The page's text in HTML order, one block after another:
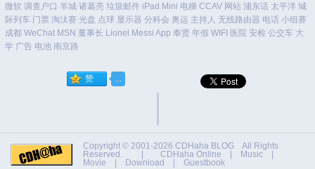
微软 调查户口 羊城 诸葛亮 垃圾邮件 iPad Mini 电梯 CCAV 网站 浦东话 太平洋 城
际列车 门票 淘汰赛 光盘 点球 显示器 分科会 奥运 主持人 无线路由器 电话 小组赛
成都 WeChat MSN 董事长 Lionel Messi App 奉贤 年假 WIFI 医院 安检 公交车 大
学 广告 电池 南京路
Copyright © 2001-2026 CDHaha BLOG All Rights
Reserved. | CDHaha Online Music
Movie
Download
Guestbook